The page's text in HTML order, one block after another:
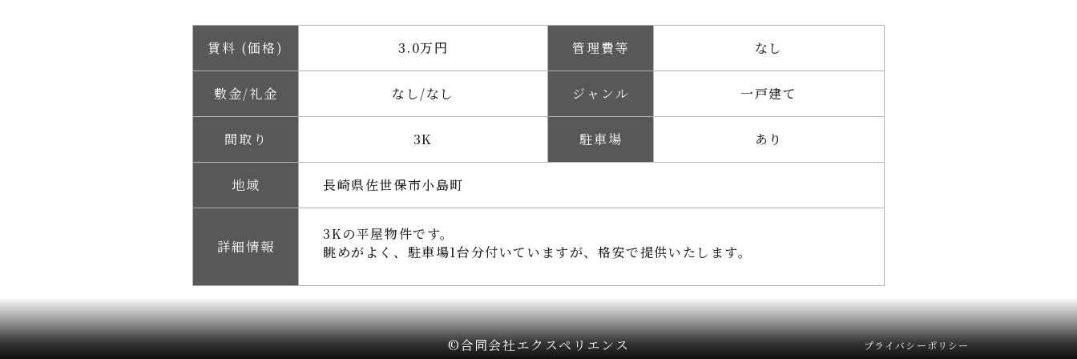
賃料 (価格) 3.0万円 管理費等 なし
敷金/礼金 なし/なし ジャンル 一戸建て
間取り 3K 駐車場 あり
地域 長崎県佐世保市小島町
詳細情報
3Kの平屋物件です。
眺めがよく、駐車場1台分付いていますが、格安で提供いたします。
©合同会社エクスペリエンス プライバシーポリシー